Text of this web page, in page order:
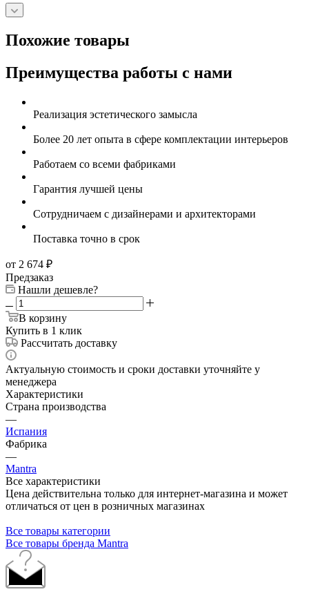
Похожие товары
Преимущества работы с нами
Реализация эстетического замысла
Более 20 лет опыта в сфере комплектации интерьеров
Работаем со всеми фабриками
Гарантия лучшей цены
Сотрудничаем с дизайнерами и архитекторами
Поставка точно в срок
от 2 674 ₽
Предзаказ
Нашли дешевле?
В корзину
Купить в 1 клик
Рассчитать доставку
Актуальную стоимость и сроки доставки уточняйте у
менеджера
Характеристики
Страна производства
—
Испания
Фабрика
—
Mantra
Все характеристики
Цена действительна только для интернет-магазина и может
отличаться от цен в розничных магазинах
Все товары категории
Все товары бренда Mantra